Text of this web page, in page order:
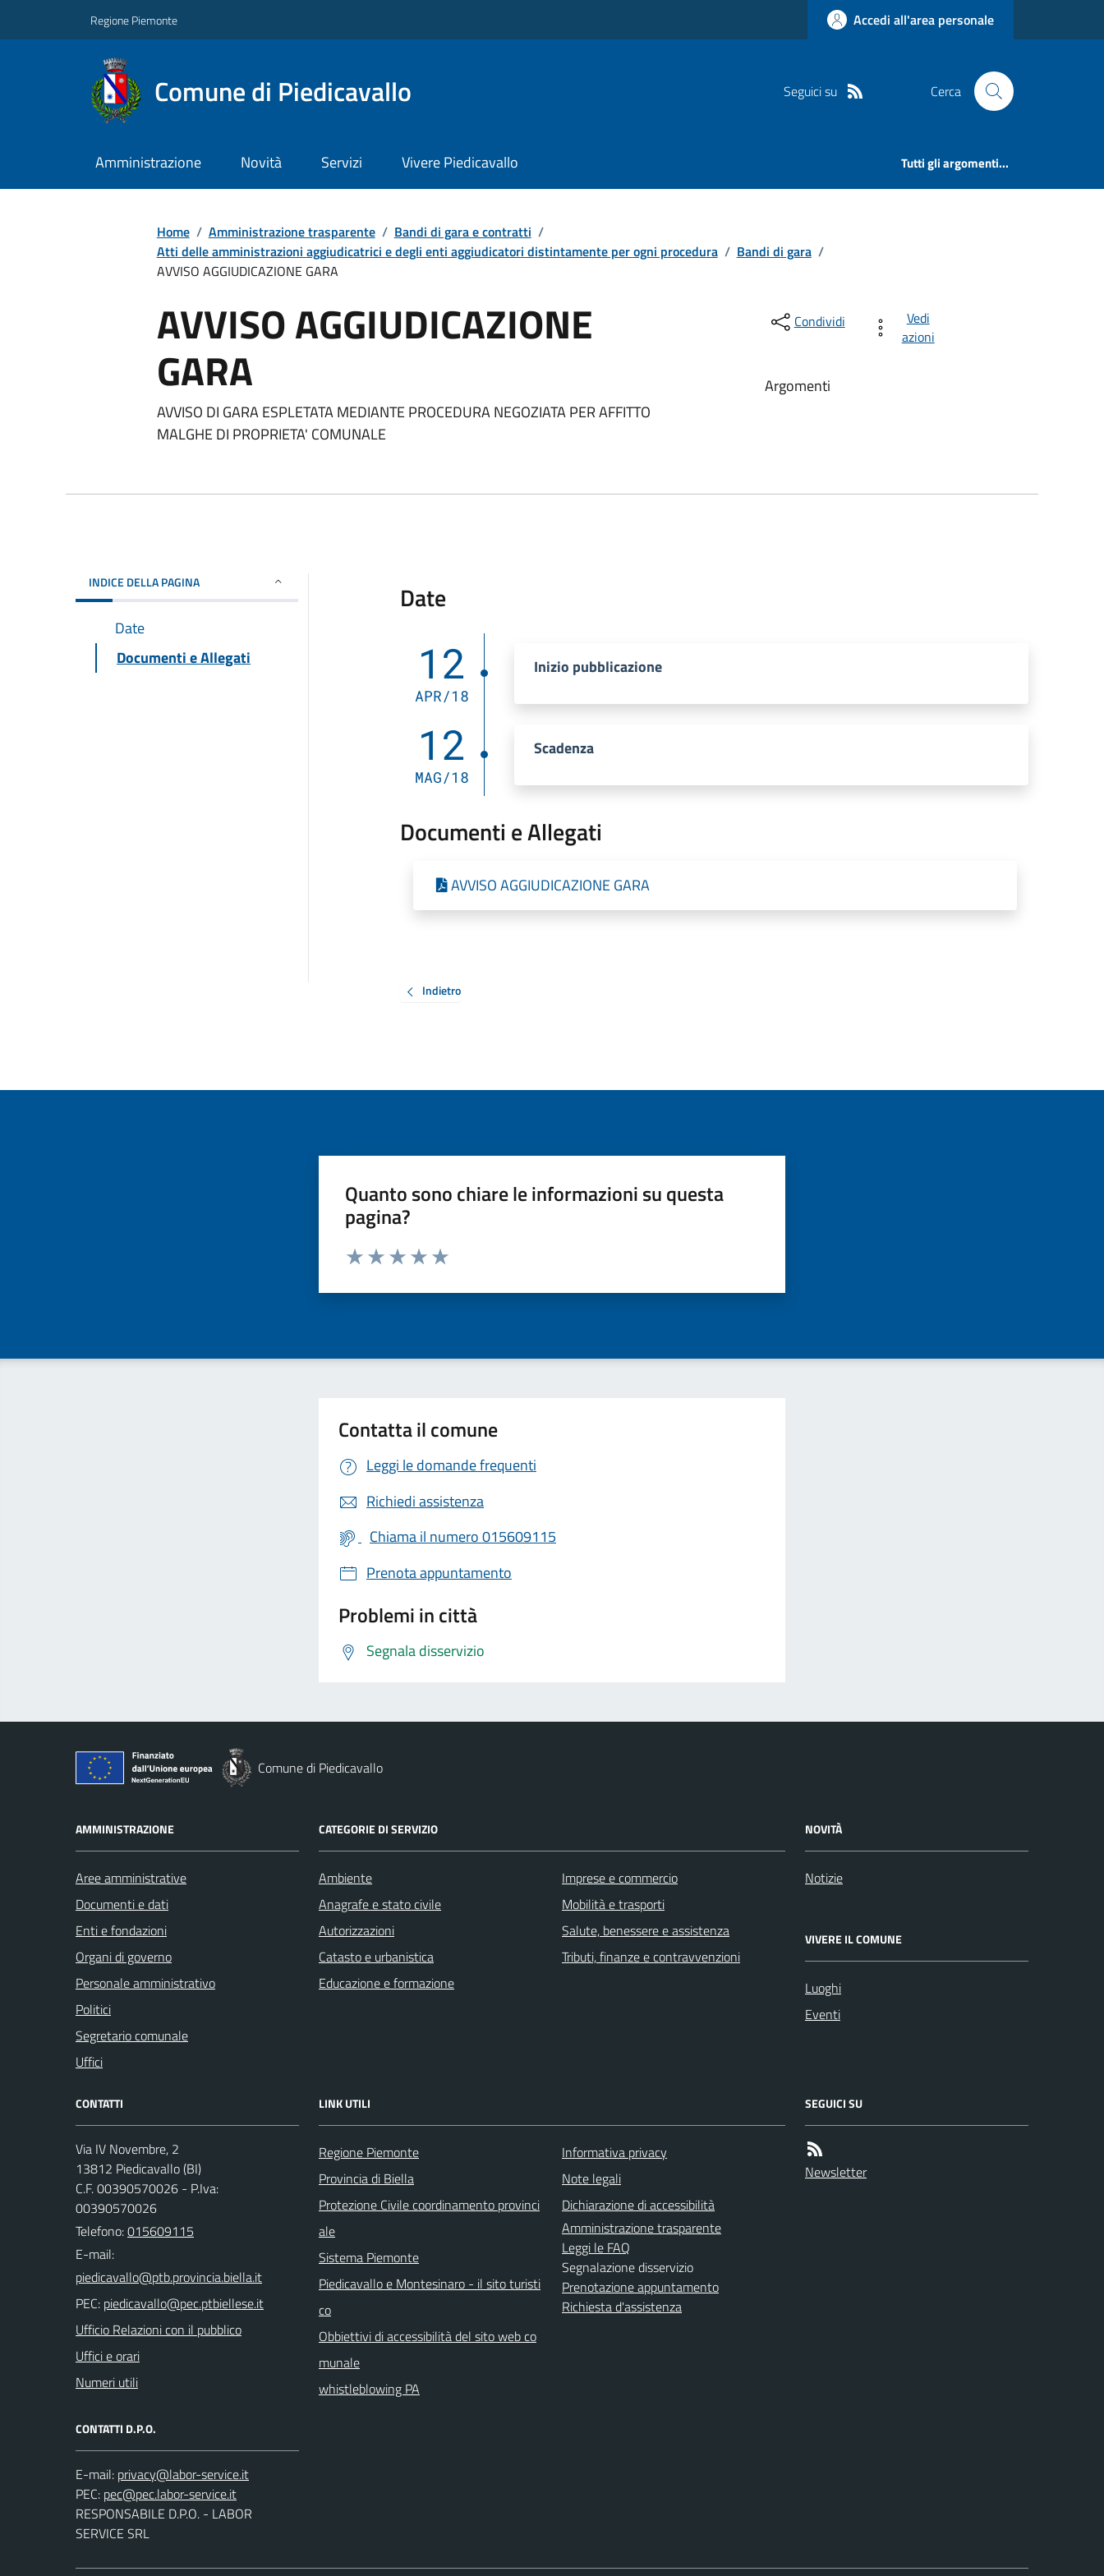
Regione Piemonte Accedi all'area personale
Comune di Piedicavallo Seguici su Cerca
Amministrazione Novità Servizi Vivere Piedicavallo Tutti gli argomenti...
Home / Amministrazione trasparente / Bandi di gara e contratti /
Atti delle amministrazioni aggiudicatrici e degli enti aggiudicatori distintamente per ogni procedura / Bandi di gara /
AVVISO AGGIUDICAZIONE GARA
AVVISO AGGIUDICAZIONE
GARA
AVVISO DI GARA ESPLETATA MEDIANTE PROCEDURA NEGOZIATA PER AFFITTO
MALGHE DI PROPRIETA' COMUNALE
Condividi
Vedi
azioni
Argomenti
INDICE DELLA PAGINA
Date
Documenti e Allegati
Date
12
APR/18
Inizio pubblicazione
12
MAG/18
Scadenza
Documenti e Allegati
AVVISO AGGIUDICAZIONE GARA
Indietro
Quanto sono chiare le informazioni su questa
pagina?
Valuta da 1 a 5 stelle la pagina
Contatta il comune
Leggi le domande frequenti
Richiedi assistenza
Chiama il numero 015609115
Prenota appuntamento
Problemi in città
Segnala disservizio
Comune di Piedicavallo
AMMINISTRAZIONE
Aree amministrative
Documenti e dati
Enti e fondazioni
Organi di governo
Personale amministrativo
Politici
Segretario comunale
Uffici
CATEGORIE DI SERVIZIO
Ambiente
Anagrafe e stato civile
Autorizzazioni
Catasto e urbanistica
Educazione e formazione
Imprese e commercio
Mobilità e trasporti
Salute, benessere e assistenza
Tributi, finanze e contravvenzioni
NOVITÀ
Notizie
VIVERE IL COMUNE
Luoghi
Eventi
CONTATTI
Via IV Novembre, 2
13812 Piedicavallo (BI)
C.F. 00390570026 - P.Iva:
00390570026
Telefono:015609115
E-mail:
PEC:
Ufficio Relazioni con il pubblico
Uffici e orari
Numeri utili
CONTATTI D.P.O.
E-mail:
PEC:
RESPONSABILE D.P.O. - LABOR
SERVICE SRL
LINK UTILI
Regione Piemonte
Provincia di Biella
Protezione Civile coordinamento provinci
ale
Sistema Piemonte
Piedicavallo e Montesinaro - il sito turisti
co
Obbiettivi di accessibilità del sito web co
munale
whistleblowing PA
Informativa privacy
Note legali
Dichiarazione di accessibilità
Amministrazione trasparente
Leggi le FAQ
Segnalazione disservizio
Prenotazione appuntamento
Richiesta d'assistenza
SEGUICI SU
Newsletter